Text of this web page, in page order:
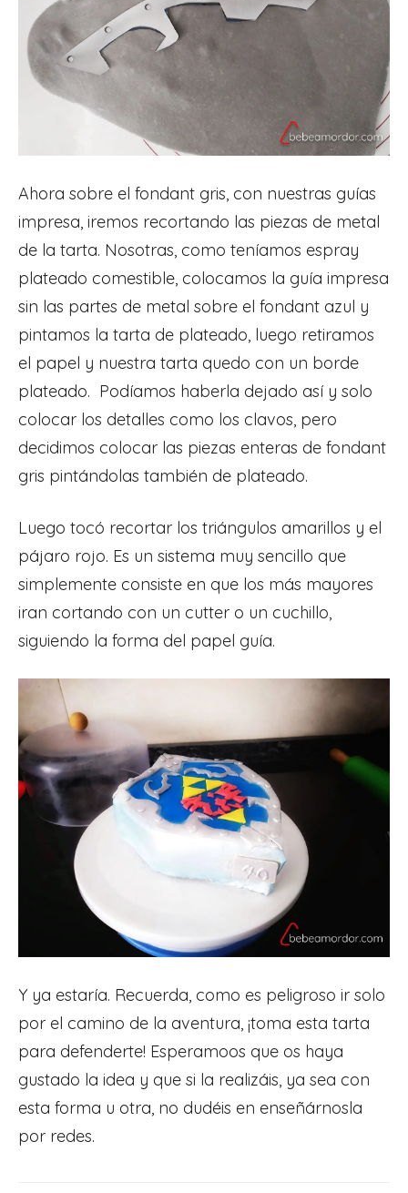
Ahora sobre el fondant gris, con nuestras guías
impresa, iremos recortando las piezas de metal
de la tarta. Nosotras, como teníamos espray
plateado comestible, colocamos la guía impresa
sin las partes de metal sobre el fondant azul y
pintamos la tarta de plateado, luego retiramos
el papel y nuestra tarta quedo con un borde
plateado. Podíamos haberla dejado así y solo
colocar los detalles como los clavos, pero
decidimos colocar las piezas enteras de fondant
gris pintándolas también de plateado.
Luego tocó recortar los triángulos amarillos y el
pájaro rojo. Es un sistema muy sencillo que
simplemente consiste en que los más mayores
iran cortando con un cutter o un cuchillo,
siguiendo la forma del papel guía.
Y ya estaría. Recuerda, como es peligroso ir solo
por el camino de la aventura, ¡toma esta tarta
para defenderte! Esperamoos que os haya
gustado la idea y que si la realizáis, ya sea con
esta forma u otra, no dudéis en enseñárnosla
por redes.